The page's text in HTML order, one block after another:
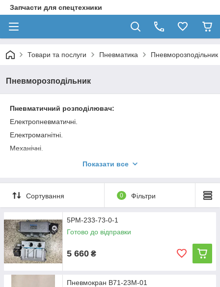
Запчасти для спецтехники
Товари та послуги Пневматика Пневморозподільник
Пневморозподільник
Пневматичний розподілювач:
Електропневматичні.
Електромагнітні.
Механічні.
Ми завжди готові відповісти на виниклі питання, і
Одні з найпопулярніших - розподільники з стикових
приєднанням. Якщо Ви шукайте розподільники з нарізним
Показати все
Сортування 0 Фільтри
5РМ-233-73-0-1
Готово до відправки
5 660 ₴
Пневмокран В71-23М-01